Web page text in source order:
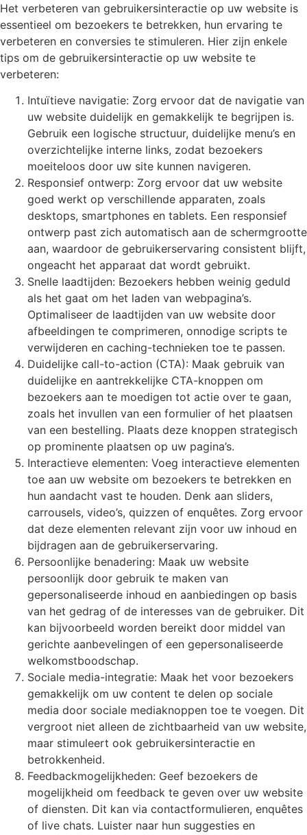
Het verbeteren van gebruikersinteractie op uw website is
essentieel om bezoekers te betrekken, hun ervaring te
verbeteren en conversies te stimuleren. Hier zijn enkele
tips om de gebruikersinteractie op uw website te
verbeteren:
Intuïtieve navigatie: Zorg ervoor dat de navigatie van
uw website duidelijk en gemakkelijk te begrijpen is.
Gebruik een logische structuur, duidelijke menu’s en
overzichtelijke interne links, zodat bezoekers
moeiteloos door uw site kunnen navigeren.
Responsief ontwerp: Zorg ervoor dat uw website
goed werkt op verschillende apparaten, zoals
desktops, smartphones en tablets. Een responsief
ontwerp past zich automatisch aan de schermgrootte
aan, waardoor de gebruikerservaring consistent blijft,
ongeacht het apparaat dat wordt gebruikt.
Snelle laadtijden: Bezoekers hebben weinig geduld
als het gaat om het laden van webpagina’s.
Optimaliseer de laadtijden van uw website door
afbeeldingen te comprimeren, onnodige scripts te
verwijderen en caching-technieken toe te passen.
Duidelijke call-to-action (CTA): Maak gebruik van
duidelijke en aantrekkelijke CTA-knoppen om
bezoekers aan te moedigen tot actie over te gaan,
zoals het invullen van een formulier of het plaatsen
van een bestelling. Plaats deze knoppen strategisch
op prominente plaatsen op uw pagina’s.
Interactieve elementen: Voeg interactieve elementen
toe aan uw website om bezoekers te betrekken en
hun aandacht vast te houden. Denk aan sliders,
carrousels, video’s, quizzen of enquêtes. Zorg ervoor
dat deze elementen relevant zijn voor uw inhoud en
bijdragen aan de gebruikerservaring.
Persoonlijke benadering: Maak uw website
persoonlijk door gebruik te maken van
gepersonaliseerde inhoud en aanbiedingen op basis
van het gedrag of de interesses van de gebruiker. Dit
kan bijvoorbeeld worden bereikt door middel van
gerichte aanbevelingen of een gepersonaliseerde
welkomstboodschap.
Sociale media-integratie: Maak het voor bezoekers
gemakkelijk om uw content te delen op sociale
media door sociale mediaknoppen toe te voegen. Dit
vergroot niet alleen de zichtbaarheid van uw website,
maar stimuleert ook gebruikersinteractie en
betrokkenheid.
Feedbackmogelijkheden: Geef bezoekers de
mogelijkheid om feedback te geven over uw website
of diensten. Dit kan via contactformulieren, enquêtes
of live chats. Luister naar hun suggesties en